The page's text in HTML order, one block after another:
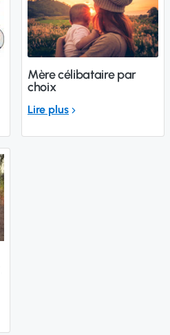
Mère célibataire par
choix
Lire plus